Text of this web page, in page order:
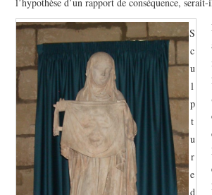
l’hypothèse d’un rapport de conséquence,
S
c
u
l
p
t
u
r
e
d